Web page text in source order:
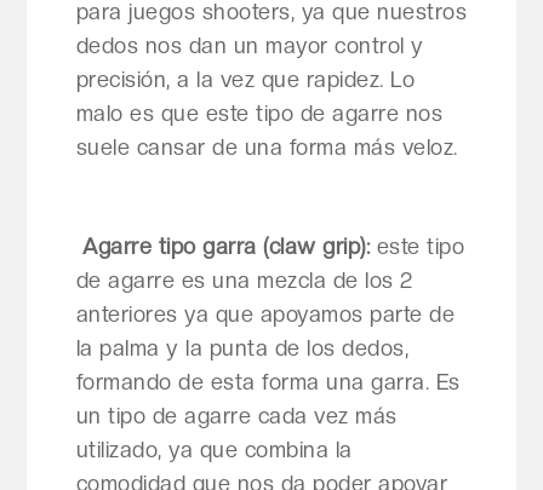
para juegos shooters, ya que nuestros
dedos nos dan un mayor control y
precisión, a la vez que rapidez. Lo
malo es que este tipo de agarre nos
suele cansar de una forma más veloz.
Agarre tipo garra (claw grip): este tipo
de agarre es una mezcla de los 2
anteriores ya que apoyamos parte de
la palma y la punta de los dedos,
formando de esta forma una garra. Es
un tipo de agarre cada vez más
utilizado, ya que combina la
comodidad que nos da poder apoyar